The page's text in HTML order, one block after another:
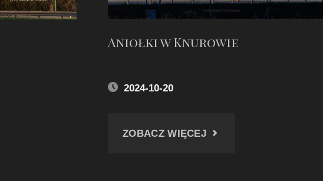
Aniołki w Knurowie
2024-10-20
ZOBACZ WIĘCEJ"ANIOŁKI